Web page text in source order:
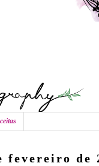
fevereiro de